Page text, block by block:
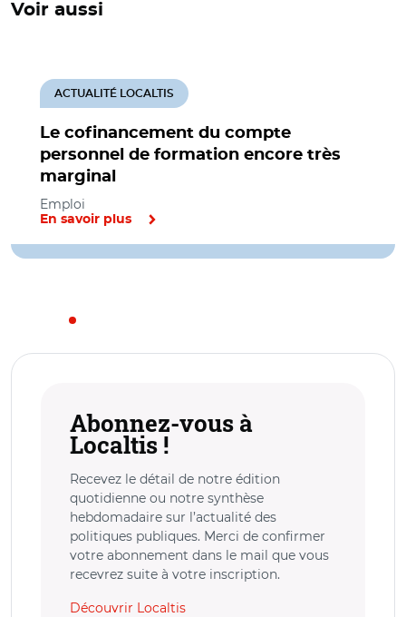
Voir aussi
Le cofinancement du compte
personnel de formation encore très
marginal
ACTUALITÉ LOCALTIS
Emploi
En savoir plus
Abonnez-vous à
Localtis !
Recevez le détail de notre édition
quotidienne ou notre synthèse
hebdomadaire sur l’actualité des
politiques publiques. Merci de confirmer
votre abonnement dans le mail que vous
recevrez suite à votre inscription.
Découvrir Localtis